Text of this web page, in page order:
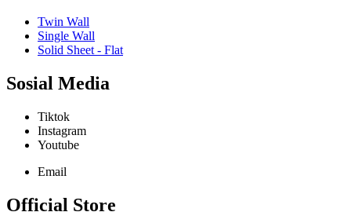
Twin Wall
Single Wall
Solid Sheet - Flat
Sosial Media
Tiktok
Instagram
Youtube
Email
Official Store